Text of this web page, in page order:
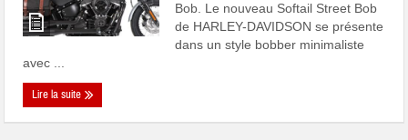
Bob. Le nouveau Softail Street Bob
de HARLEY-DAVIDSON se présente
dans un style bobber minimaliste
avec ...
Lire la suite